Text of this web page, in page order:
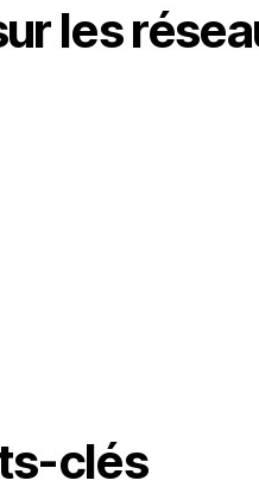
les
clés